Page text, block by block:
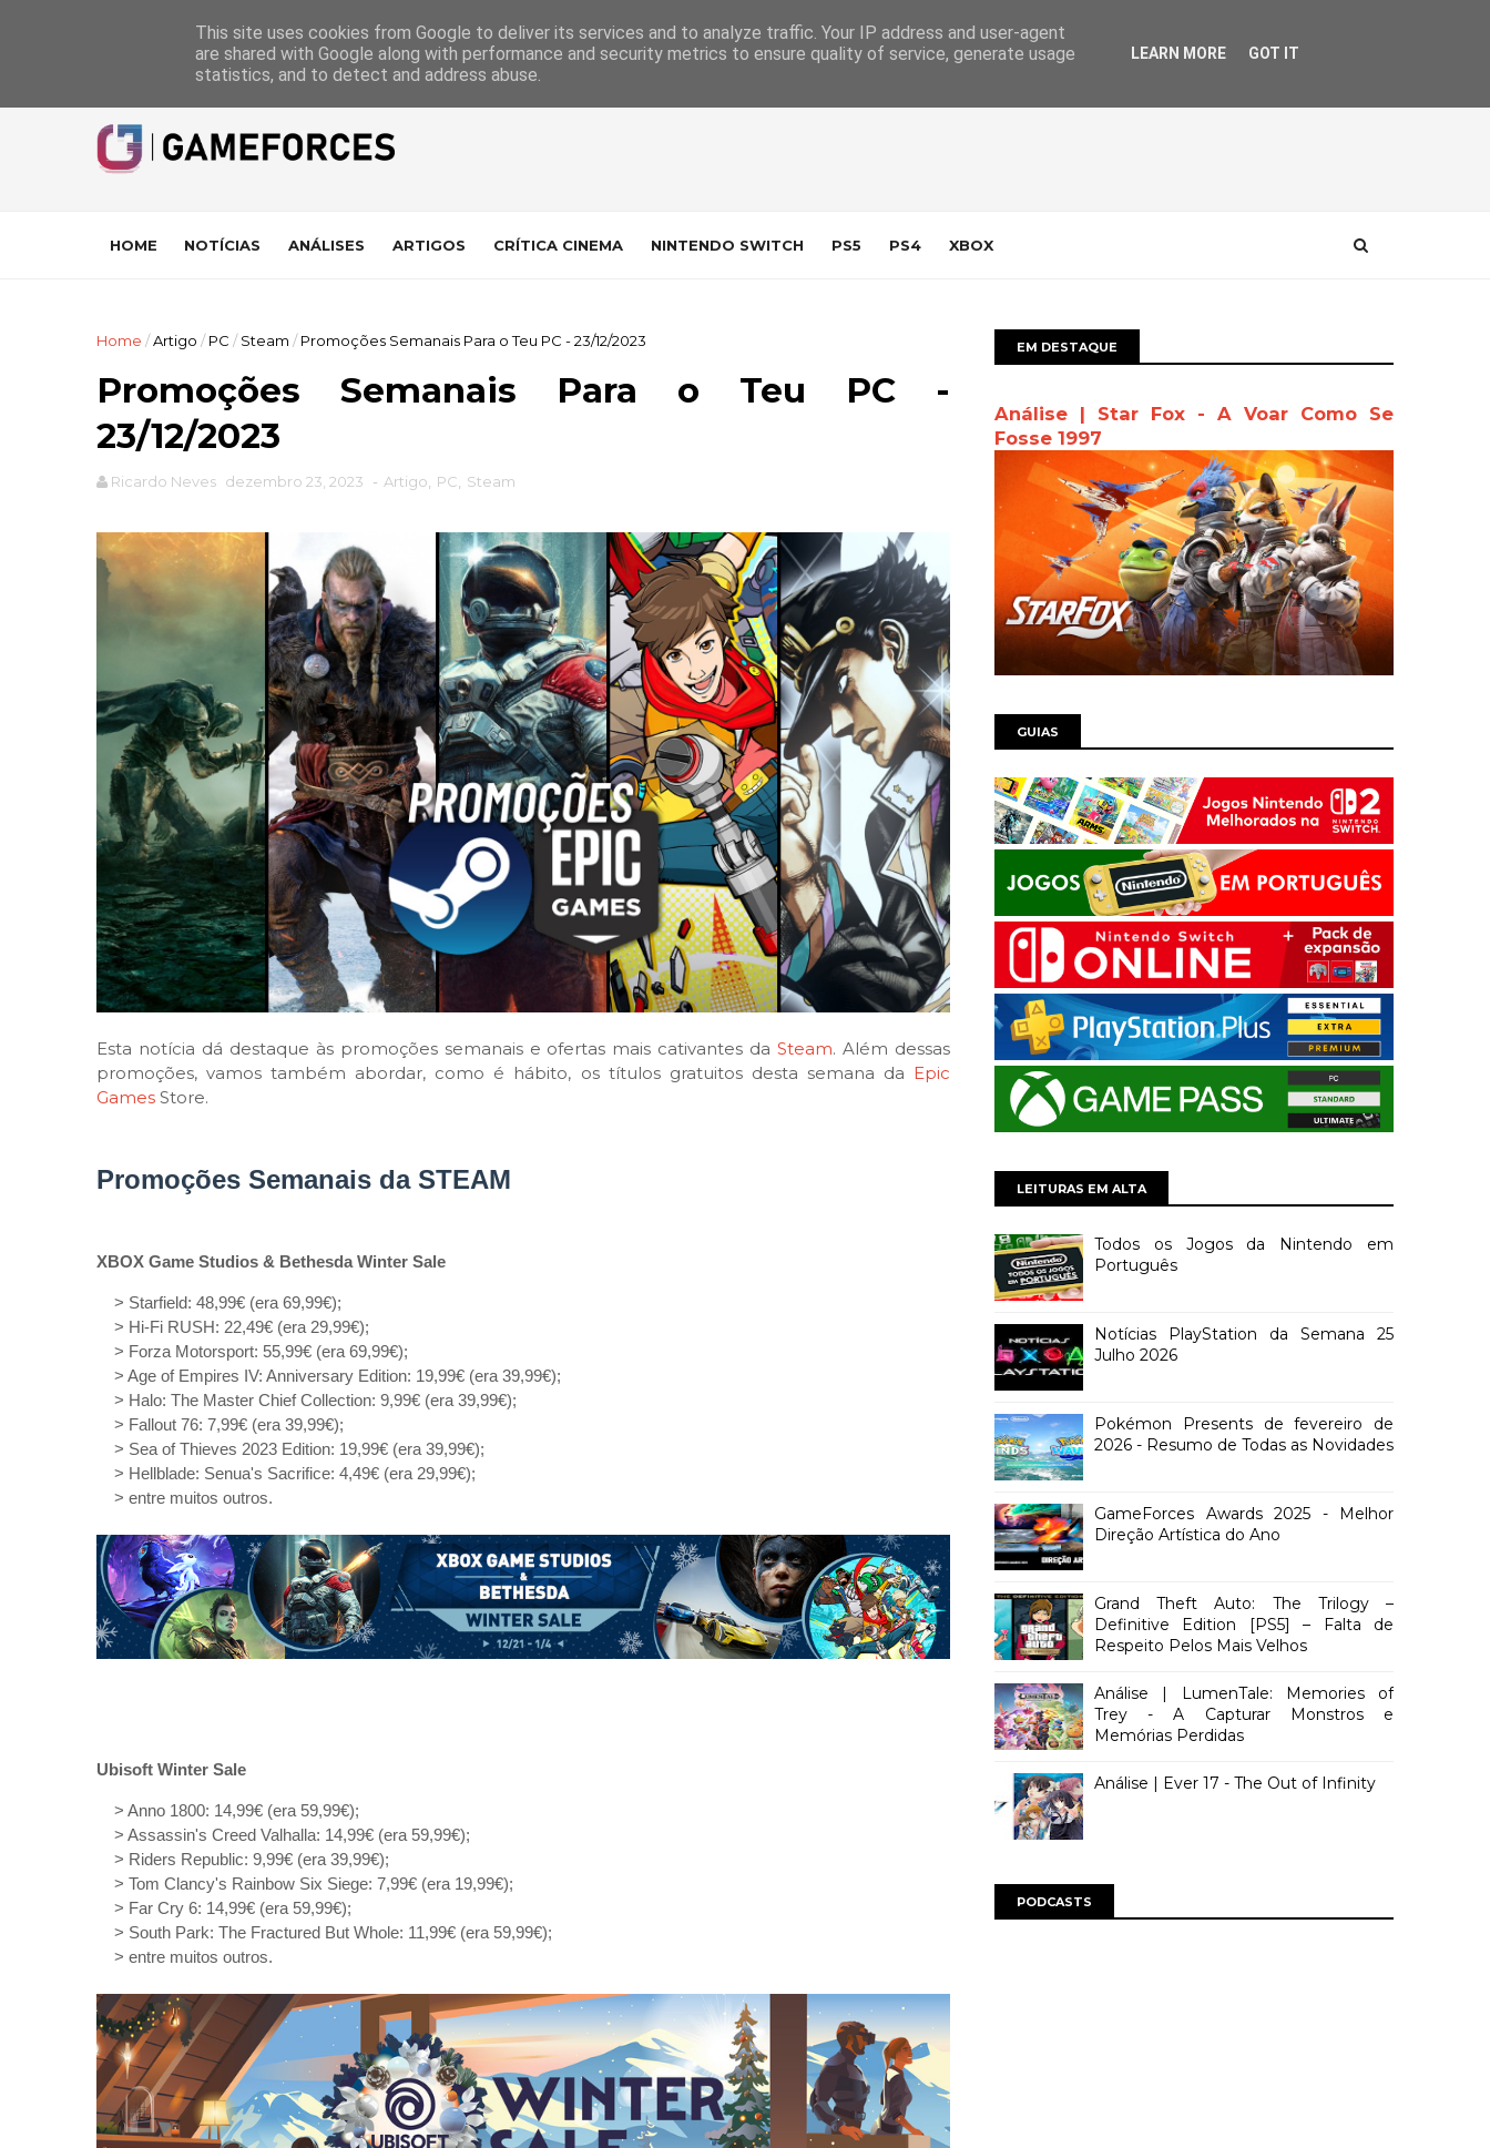
A equipa Pontuações das Análises Suporte da Indústria Contacto
HOME NOTÍCIAS ANÁLISES ARTIGOS CRÍTICA CINEMA NINTENDO SWITCH PS5 PS4 XBOX
Home /Artigo / PC / Steam / Promoções Semanais Para o Teu PC - 23/12/2023
Promoções Semanais Para o Teu PC -
23/12/2023
Ricardo Neves dezembro 23, 2023 - Artigo PC Steam
Esta notícia dá destaque às promoções semanais e ofertas mais cativantes daSteam. Além dessas
promoções, vamos também abordar, como é hábito, os títulos gratuitos desta semana da Epic
Games Store.
Promoções Semanais da STEAM
XBOX Game Studios & Bethesda Winter Sale
> Starfield: 48,99€ (era 69,99€);
> Hi-Fi RUSH: 22,49€ (era 29,99€);
> Forza Motorsport: 55,99€ (era 69,99€);
> Age of Empires IV: Anniversary Edition: 19,99€ (era 39,99€);
> Halo: The Master Chief Collection: 9,99€ (era 39,99€);
> Fallout 76: 7,99€ (era 39,99€);
> Sea of Thieves 2023 Edition: 19,99€ (era 39,99€);
> Hellblade: Senua's Sacrifice: 4,49€ (era 29,99€);
> entre muitos outros.
Ubisoft Winter Sale
> Anno 1800: 14,99€ (era 59,99€);
> Assassin's Creed Valhalla: 14,99€ (era 59,99€);
> Riders Republic: 9,99€ (era 39,99€);
> Tom Clancy's Rainbow Six Siege: 7,99€ (era 19,99€);
> Far Cry 6: 14,99€ (era 59,99€);
> South Park: The Fractured But Whole: 11,99€ (era 59,99€);
> entre muitos outros.
EM DESTAQUE
Análise | Star Fox - A Voar Como Se
Fosse 1997
GUIAS
LEITURAS EM ALTA
Todos os Jogos da Nintendo em
Português
Notícias PlayStation da Semana 25
Julho 2026
Pokémon Presents de fevereiro de
2026 - Resumo de Todas as Novidades
GameForces Awards 2025 - Melhor
Direção Artística do Ano
Grand Theft Auto: The Trilogy –
Definitive Edition [PS5] – Falta de
Respeito Pelos Mais Velhos
Análise | LumenTale: Memories of
Trey - A Capturar Monstros e
Memórias Perdidas
Análise | Ever 17 - The Out of Infinity
PODCASTS
This site uses cookies from Google to deliver its services and to analyze traffic. Your IP address and user-agent
are shared with Google along with performance and security metrics to ensure quality of service, generate usage
statistics, and to detect and address abuse.
LEARN MORE GOT IT